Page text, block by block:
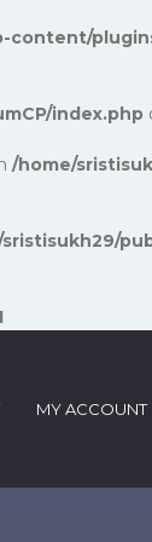
index.php
/home/
MY ACCOUNT